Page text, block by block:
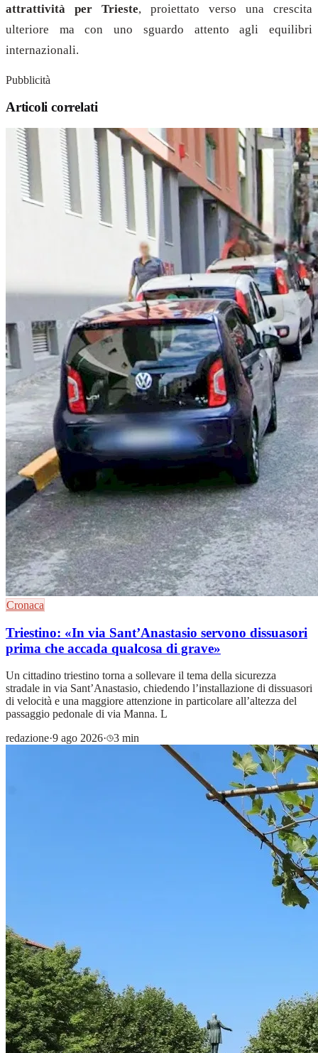
attrattività per Trieste, proiettato verso una crescita
ulteriore ma con uno sguardo attento agli equilibri
internazionali.
Pubblicità
Articoli correlati
Cronaca
Triestino: «In via Sant’Anastasio servono dissuasori
prima che accada qualcosa di grave»
Un cittadino triestino torna a sollevare il tema della sicurezza
stradale in via Sant’Anastasio, chiedendo l’installazione di dissuasori
di velocità e una maggiore attenzione in particolare all’altezza del
passaggio pedonale di via Manna. L
redazione·9 ago 2026· 3 min